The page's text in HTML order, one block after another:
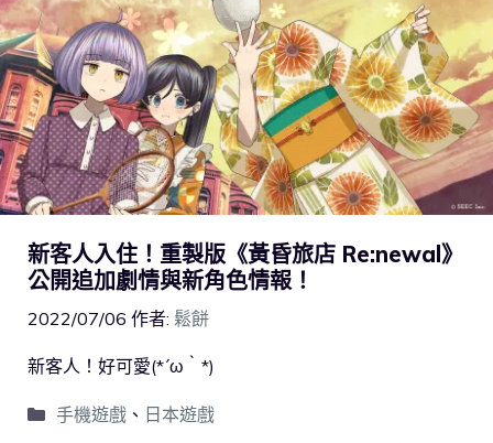
新客人入住！重製版《黃昏旅店 Re:newal》
公開追加劇情與新角色情報！
2022/07/06 作者: 鬆餅
新客人！好可愛(*´ω｀*)
手機遊戲、 日本遊戲